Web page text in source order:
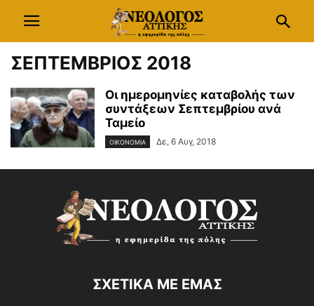
ΣΕΠΤΕΜΒΡΙΟΣ 2018
Οι ημερομηνίες καταβολής των
συντάξεων Σεπτεμβρίου ανά
Ταμείο
ΟΙΚΟΝΟΜΙΑ Δε, 6 Αυγ, 2018
ΣΧΕΤΙΚΑ ΜΕ ΕΜΑΣ